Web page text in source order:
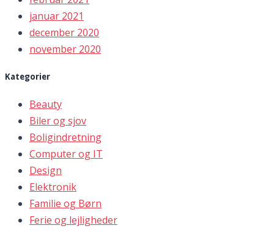
januar 2021
december 2020
november 2020
Kategorier
Beauty
Biler og sjov
Boligindretning
Computer og IT
Design
Elektronik
Familie og Børn
Ferie og lejligheder